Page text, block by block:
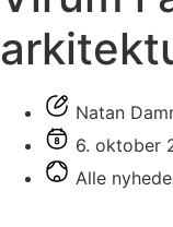
Natan
6. oktober
Alle